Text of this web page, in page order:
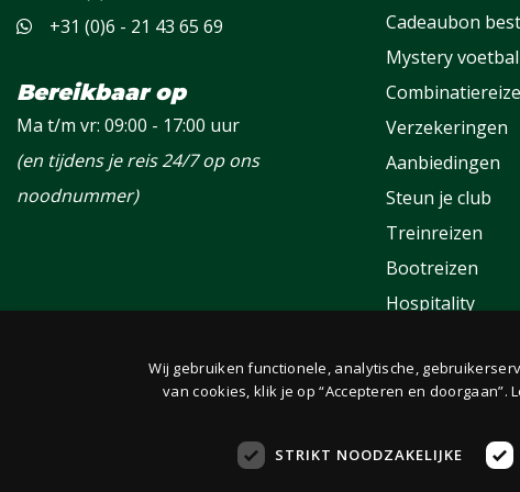
+31 (0)6 - 21 43 65 69
Bereikbaar op
Ma t/m vr: 09:00 - 17:00 uur
(en tijdens je reis 24/7 op ons
noodnummer)
Cadeaubon
Mystery
Verzekeringen
Aanbiedingen
Steun je club
Treinreizen
Bootreizen
Hospitality
Fanclub
Wij gebruiken functionele, analytische,
van cookies, klik je op “Accepteren en
STRIKT NOODZAKELIJKE